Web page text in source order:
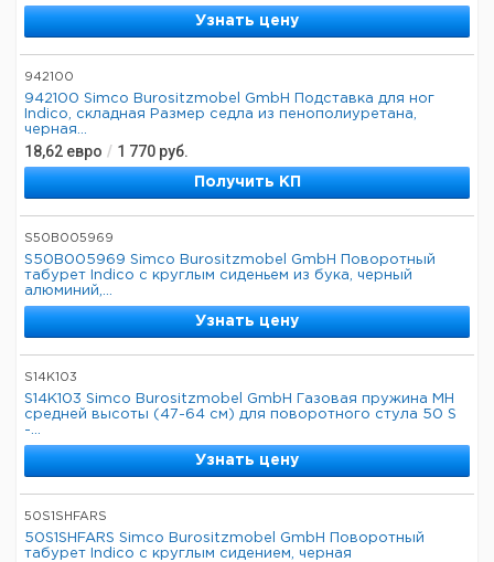
Узнать цену
942100
942100 Simco Burositzmobel GmbH Подставка для ног
Indico, складная Размер седла из пенополиуретана,
черная...
18,62 евро / 1 770 руб.
Получить КП
S50B005969
S50B005969 Simco Burositzmobel GmbH Поворотный
табурет Indico с круглым сиденьем из бука, черный
алюминий,...
Узнать цену
S14K103
S14K103 Simco Burositzmobel GmbH Газовая пружина MH
средней высоты (47-64 см) для поворотного стула 50 S
-...
Узнать цену
50S1SHFARS
50S1SHFARS Simco Burositzmobel GmbH Поворотный
табурет Indico с круглым сидением, черная